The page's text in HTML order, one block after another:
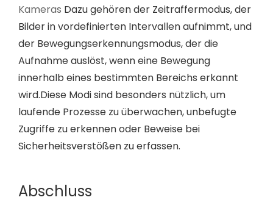
Kameras Dazu gehören der Zeitraffermodus, der
Bilder in vordefinierten Intervallen aufnimmt, und
der Bewegungserkennungsmodus, der die
Aufnahme auslöst, wenn eine Bewegung
innerhalb eines bestimmten Bereichs erkannt
wird.Diese Modi sind besonders nützlich, um
laufende Prozesse zu überwachen, unbefugte
Zugriffe zu erkennen oder Beweise bei
Sicherheitsverstößen zu erfassen.
Abschluss